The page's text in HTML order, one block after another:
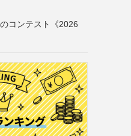
コンテスト《2026